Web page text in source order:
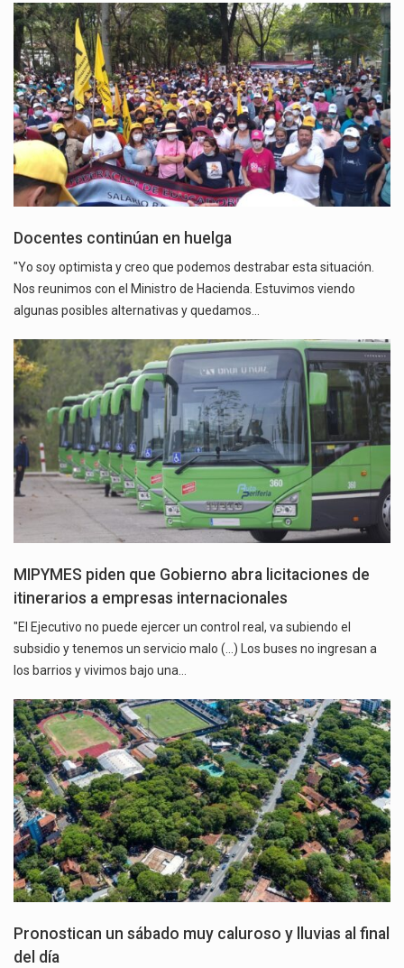
Docentes continúan en huelga
"Yo soy optimista y creo que podemos destrabar esta situación.
Nos reunimos con el Ministro de Hacienda. Estuvimos viendo
algunas posibles alternativas y quedamos…
MIPYMES piden que Gobierno abra licitaciones de
itinerarios a empresas internacionales
"El Ejecutivo no puede ejercer un control real, va subiendo el
subsidio y tenemos un servicio malo (…) Los buses no ingresan a
los barrios y vivimos bajo una…
Pronostican un sábado muy caluroso y lluvias al final
del día